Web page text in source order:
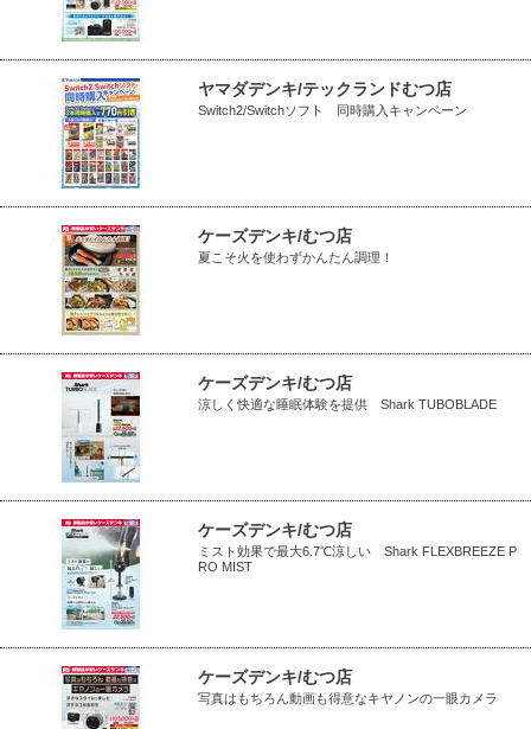
ヤマダデンキ/テックランドむつ店
Switch2/Switchソフト 同時購入キャンペーン
ケーズデンキ/むつ店
夏こそ火を使わずかんたん調理！
ケーズデンキ/むつ店
涼しく快適な睡眠体験を提供 Shark TUBOBLADE
ケーズデンキ/むつ店
ミスト効果で最大6.7℃涼しい Shark FLEXBREEZE P
RO MIST
ケーズデンキ/むつ店
写真はもちろん動画も得意なキヤノンの一眼カメラ